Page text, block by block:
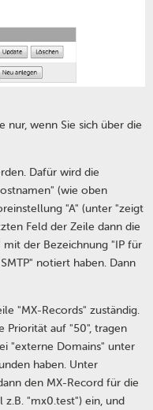
nur, wenn Sie sich über die
Dafür wird die
(wie oben
"A" (unter "zeigt
Feld der Zeile dann die
mit der Bezeichnung "IP für
notiert haben. Dann
"MX-Records" zuständig.
Priorität auf "50", tragen
"externe Domains" unter
haben. Unter
den MX-Record für die
z.B. "mx0.test") ein, und